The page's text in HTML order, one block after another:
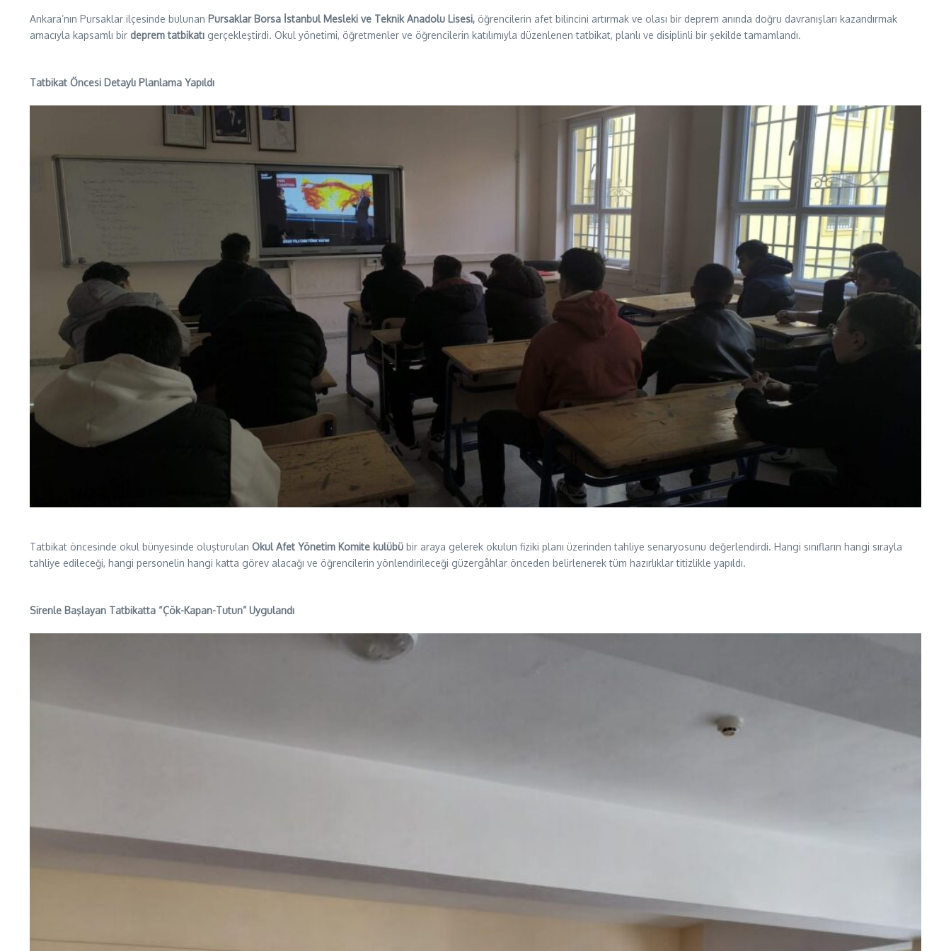
Ankara’nın Pursaklar ilçesinde bulunan Pursaklar Borsa İstanbul Mesleki ve Teknik Anadolu Lisesi, öğrencilerin afet bilincini artırmak ve olası bir deprem anında doğru davranışları kazandırmak
amacıyla kapsamlı bir deprem tatbikatı gerçekleştirdi. Okul yönetimi, öğretmenler ve öğrencilerin katılımıyla düzenlenen tatbikat, planlı ve disiplinli bir şekilde tamamlandı.
Tatbikat Öncesi Detaylı Planlama Yapıldı
Tatbikat öncesinde okul bünyesinde oluşturulan Okul Afet Yönetim Komite kulübü bir araya gelerek okulun fiziki planı üzerinden tahliye senaryosunu değerlendirdi. Hangi sınıfların hangi sırayla
tahliye edileceği, hangi personelin hangi katta görev alacağı ve öğrencilerin yönlendirileceği güzergâhlar önceden belirlenerek tüm hazırlıklar titizlikle yapıldı.
Sirenle Başlayan Tatbikatta “Çök-Kapan-Tutun” Uygulandı